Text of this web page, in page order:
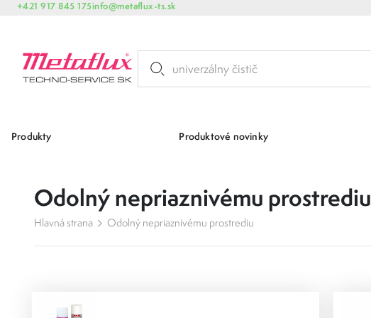
+421 917 845 175info@metaflux-ts.sk
Produkty Produktové novinky
Odolný nepriaznivému prostrediu
Hlavná strana Odolný nepriaznivému prostrediu